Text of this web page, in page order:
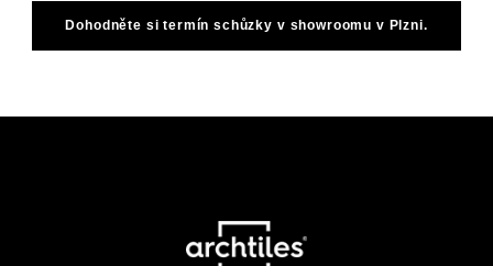
Dohodněte si termín schůzky v showroomu v Plzni.